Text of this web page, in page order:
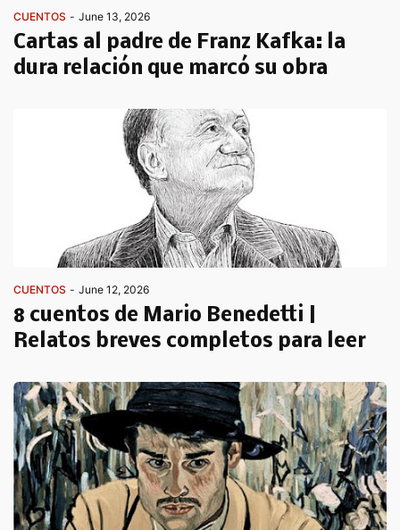
CUENTOS - June 13, 2026
Cartas al padre de Franz Kafka: la
dura relación que marcó su obra
CUENTOS - June 12, 2026
8 cuentos de Mario Benedetti |
Relatos breves completos para leer